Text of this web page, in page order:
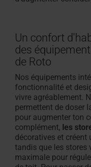
Un confort
des
de Roto
Nos équipements
fonctionnalité et
vivre agréablement.
permettent de doser
pour augmenter ton
complément, les
décoratives et créent
tandis que les
maximale pour